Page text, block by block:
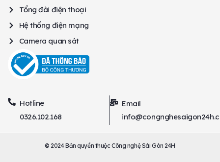
Tổng đài điện thoại
Hệ thống điện mạng
Camera quan sát
Hotline
0326.102.168
Email
© 2024 Bản quyền thuộc Công nghệ Sài Gòn 24H